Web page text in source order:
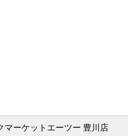
マーケットエーツー 豊川店